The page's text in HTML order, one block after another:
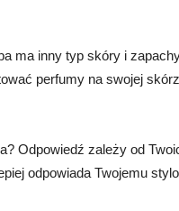
ma inny typ skóry i
perfumy na swojej
Odpowiedź zależy od
odpowiada Twojemu